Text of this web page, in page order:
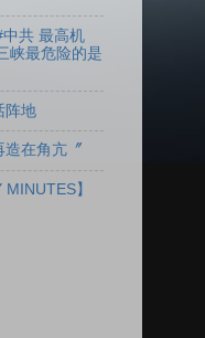
共 最高机
峡最危险的是
阵地
造在角亢〞
】